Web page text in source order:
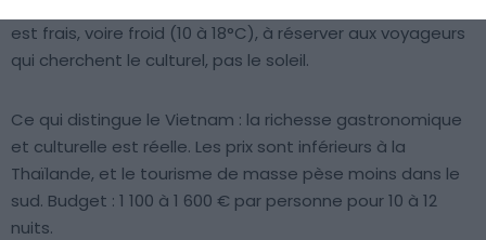
est frais, voire froid (10 à 18°C), à réserver aux voyageurs
qui cherchent le culturel, pas le soleil.
Ce qui distingue le Vietnam : la richesse gastronomique
et culturelle est réelle. Les prix sont inférieurs à la
Thaïlande, et le tourisme de masse pèse moins dans le
sud. Budget : 1 100 à 1 600 € par personne pour 10 à 12
nuits.